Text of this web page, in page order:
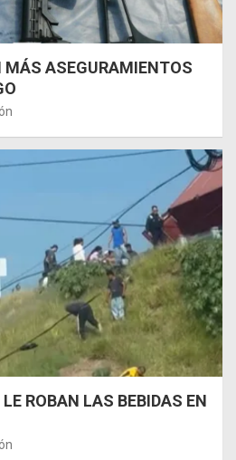
MÁS ASEGURAMIENTOS
ROBAN LAS BEBIDAS EN